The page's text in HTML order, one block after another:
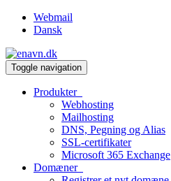
Webmail
Dansk
Toggle navigation
Produkter
Webhosting
Mailhosting
DNS, Pegning og Alias
SSL-certifikater
Microsoft 365 Exchange
Domæner